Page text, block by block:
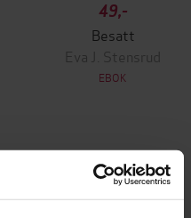
49,-
Besatt
Eva J. Stensrud
EBOK